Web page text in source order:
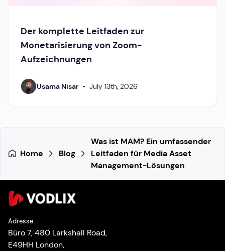
Der komplette Leitfaden zur
Monetarisierung von Zoom-
Aufzeichnungen
Usama Nisar • July 13th, 2026
Home Blog
Was ist MAM? Ein umfassender
Leitfaden für Media Asset
Management-Lösungen
Adresse
Büro 7, 480 Larkshall Road,
E49HH London,